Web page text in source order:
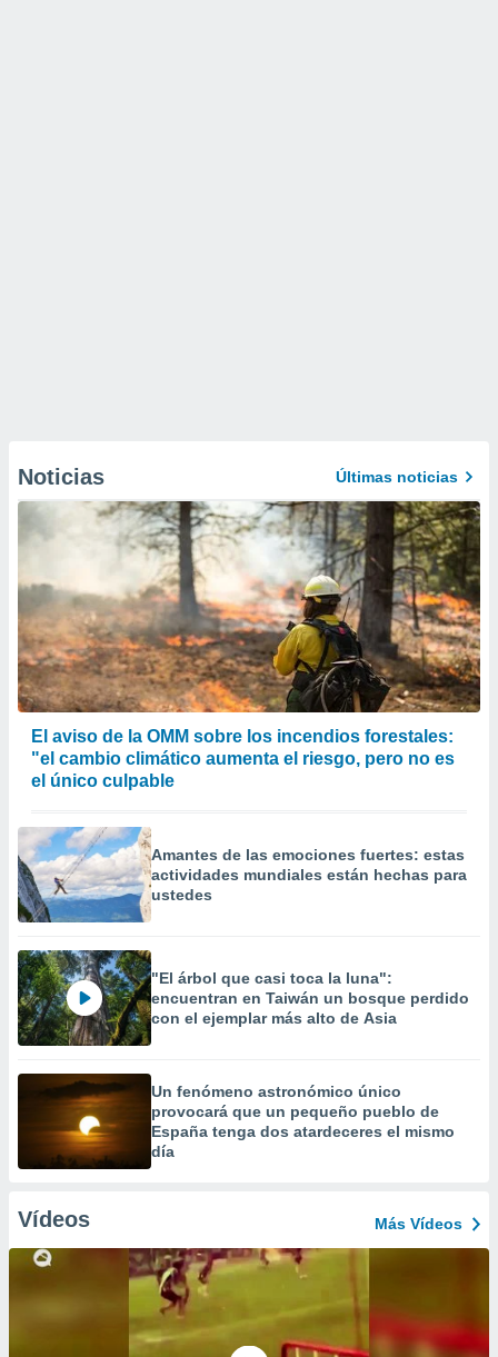
Noticias Últimas noticias
El aviso de la OMM sobre los incendios forestales:
"el cambio climático aumenta el riesgo, pero no es
el único culpable
Amantes de las emociones fuertes: estas
actividades mundiales están hechas para
ustedes
"El árbol que casi toca la luna":
encuentran en Taiwán un bosque perdido
con el ejemplar más alto de Asia
Un fenómeno astronómico único
provocará que un pequeño pueblo de
España tenga dos atardeceres el mismo
día
Vídeos Más Vídeos